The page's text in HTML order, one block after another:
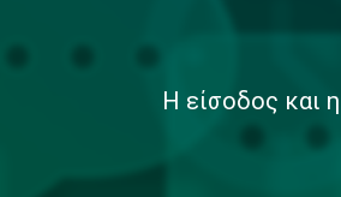
Η είσοδος και